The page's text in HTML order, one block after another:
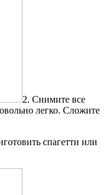
2. Снимите все
легко. Сложите
спагетти или